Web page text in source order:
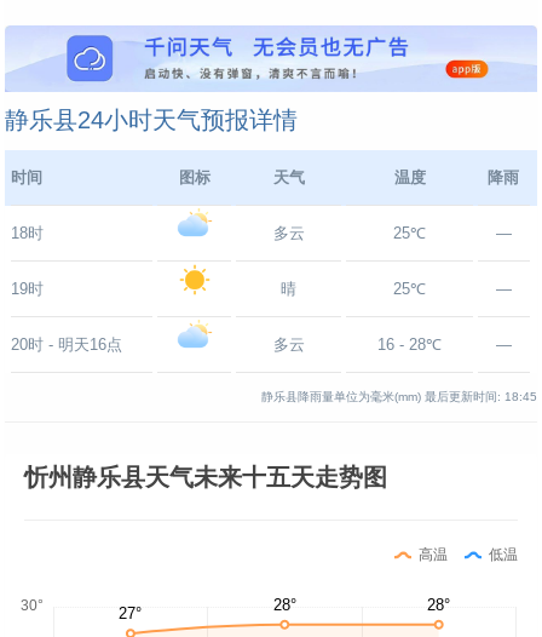
静乐县24小时天气预报详情
时间 图标 天气 温度 降雨
18时 多云 25℃ —
19时 晴 25℃ —
20时 - 明天16点 多云 16 - 28℃ —
静乐县降雨量单位为毫米(mm) 最后更新时间: 18:45
忻州静乐县天气未来十五天走势图
高温 低温